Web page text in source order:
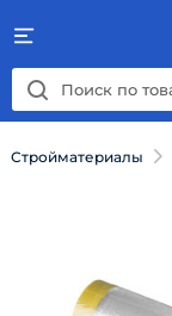
Стройматериалы